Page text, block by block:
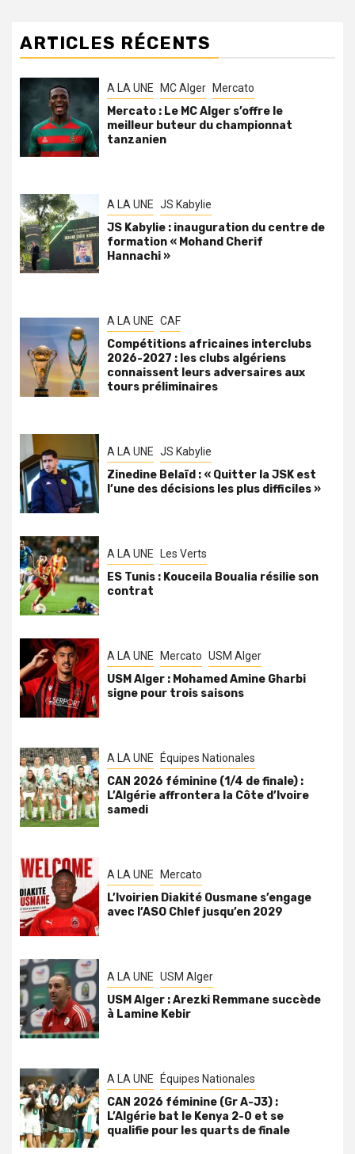
ARTICLES RÉCENTS
A LA UNE MC Alger Mercato
Mercato : Le MC Alger s’offre le
meilleur buteur du championnat
tanzanien
A LA UNE JS Kabylie
JS Kabylie : inauguration du centre de
formation « Mohand Cherif
Hannachi »
A LA UNE CAF
Compétitions africaines interclubs
2026-2027 : les clubs algériens
connaissent leurs adversaires aux
tours préliminaires
A LA UNE JS Kabylie
Zinedine Belaïd : « Quitter la JSK est
l’une des décisions les plus difficiles »
A LA UNE Les Verts
ES Tunis : Kouceila Boualia résilie son
contrat
A LA UNE Mercato USM Alger
USM Alger : Mohamed Amine Gharbi
signe pour trois saisons
A LA UNE Équipes Nationales
CAN 2026 féminine (1/4 de finale) :
L’Algérie affrontera la Côte d’Ivoire
samedi
A LA UNE Mercato
L’Ivoirien Diakité Ousmane s’engage
avec l’ASO Chlef jusqu’en 2029
A LA UNE USM Alger
USM Alger : Arezki Remmane succède
à Lamine Kebir
A LA UNE Équipes Nationales
CAN 2026 féminine (Gr A-J3) :
L’Algérie bat le Kenya 2-0 et se
qualifie pour les quarts de finale